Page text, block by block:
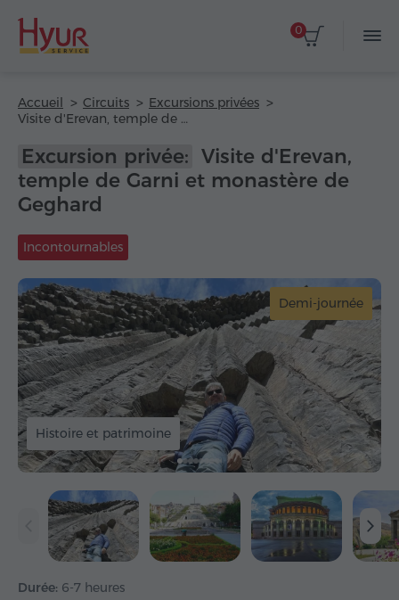
0
Accueil Circuits
Excursions privées
Visite d'Erevan, temple de Garni et monastère de Geghard
Excursion privée: Visite d'Erevan,
temple de Garni et monastère de
Geghard
Incontournables
Demi-journée
Histoire et patrimoine
Durée: 6-7 heures